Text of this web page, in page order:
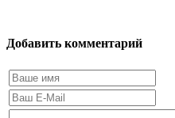
Добавить комментарий